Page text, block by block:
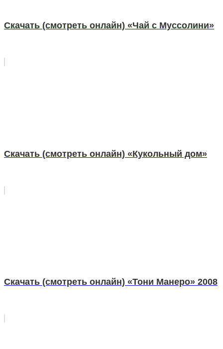
Скачать (смотреть онлайн) «Чай с Муссолини»
Скачать (смотреть онлайн) «Кукольный дом»
Скачать (смотреть онлайн) «Тони Манеро» 2008